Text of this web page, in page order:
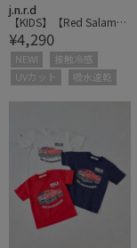
j.n.r.d
【KIDS】【Red Salaman
der】バックプリントTシ
ャツ
¥4,290
NEW!
接触冷感
UVカット
吸水速乾